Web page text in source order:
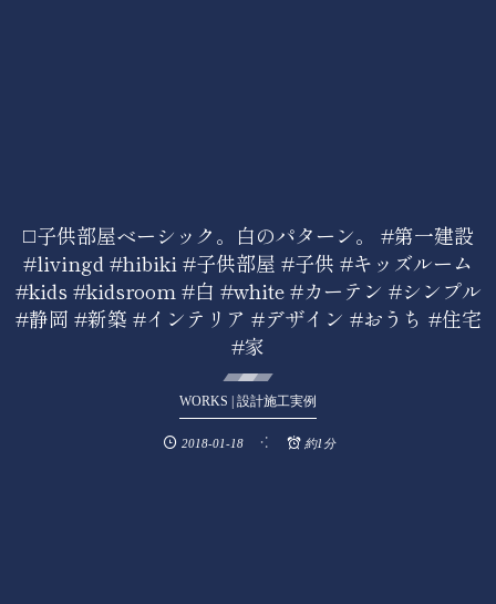
◻️子供部屋ベーシック。白のパターン。 #第一建設
#livingd #hibiki #子供部屋 #子供 #キッズルーム
#kids #kidsroom #白 #white #カーテン #シンプル
#静岡 #新築 #インテリア #デザイン #おうち #住宅
#家
WORKS | 設計施工実例
2018-01-18 約1分